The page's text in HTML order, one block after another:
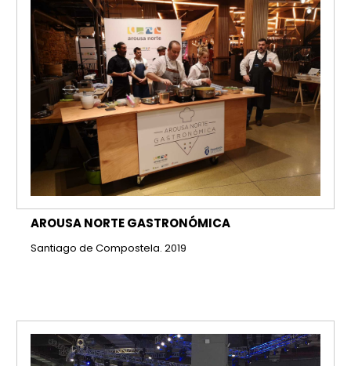
AROUSA NORTE GASTRONÓMICA
Santiago de Compostela. 2019